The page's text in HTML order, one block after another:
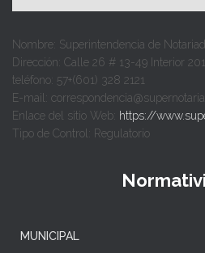
Nombre: Superintendencia de
Dirección: Calle 26 # 13-49 Interior
teléfono: 57+(601) 328 2121
E-mail:
Enlace del sitio Web: https://
Tipo de Control: Regulatorio
MUNICIPAL